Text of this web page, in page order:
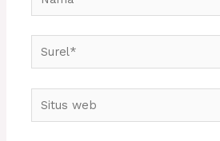
Surel*
Situs
web